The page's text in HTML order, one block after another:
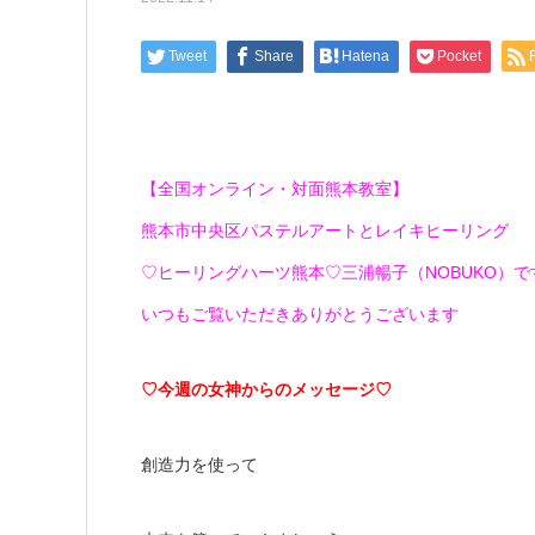
Tweet Share Hatena Pocket
【全国オンライン・対面熊本教室】
熊本市中央区パステルアートとレイキヒーリング
♡ヒーリングハーツ熊本♡三浦暢子（NOBUKO）で
いつもご覧いただきありがとうございます
♡今週の女神からのメッセージ♡
創造力を使って